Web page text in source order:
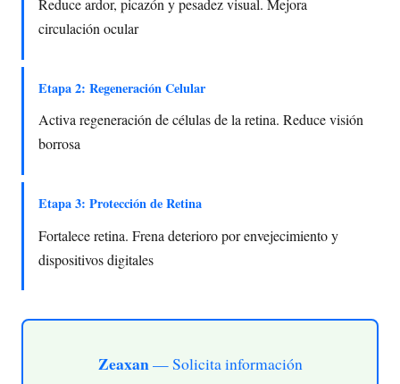
Reduce ardor, picazón y pesadez visual. Mejora
circulación ocular
Etapa 2: Regeneración Celular
Activa regeneración de células de la retina. Reduce visión
borrosa
Etapa 3: Protección de Retina
Fortalece retina. Frena deterioro por envejecimiento y
dispositivos digitales
Zeaxan— Solicita información